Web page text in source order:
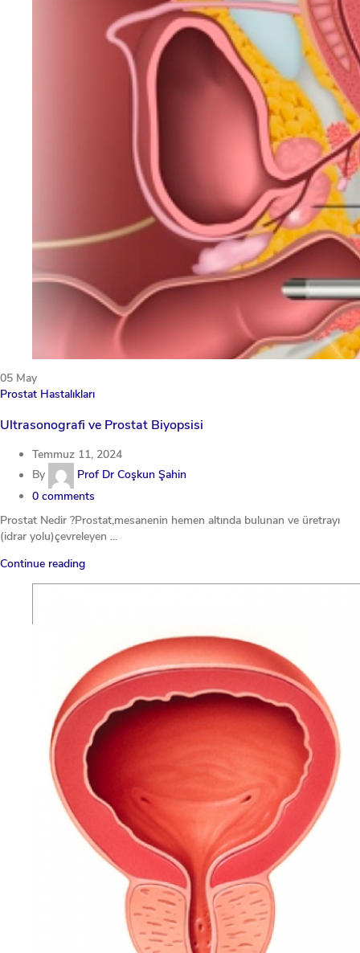
05 May
Prostat Hastalıkları
Ultrasonografi ve Prostat Biyopsisi
Temmuz 11, 2024
By
Prof Dr Coşkun Şahin
0 comments
Prostat Nedir ?Prostat,mesanenin hemen altında bulunan ve üretrayı
(idrar yolu)çevreleyen ...
Continue reading